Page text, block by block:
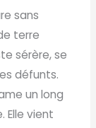
sans
terre
sérère, se
défunts.
un long
Elle vient